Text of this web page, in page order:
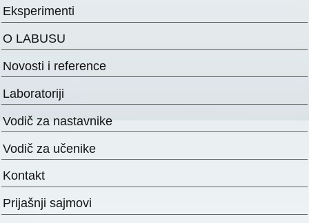
Eksperimenti
O LABUSU
Novosti i reference
Laboratoriji
Vodič za nastavnike
Vodič za učenike
Kontakt
Prijašnji sajmovi